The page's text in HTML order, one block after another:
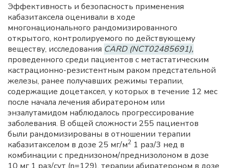
Эффективность и безопасность применения
кабазитаксела оценивали в ходе
многонационального рандомизированного
открытого, контролируемого по действующему
веществу, исследования CARD (NCT02485691),
проведенного среди пациентов с метастатическим
кастрационно-резистентным раком предстательной
железы, ранее получавших режимы терапии,
содержащие доцетаксел, у которых в течение 12 мес
после начала лечения абиратероном или
энзалутамидом наблюдалось прогрессирование
заболевания. В общей сложности 255 пациентов
были рандомизированы в отношении терапии
кабазитакселом в дозе 25 мг/м2 1 раз/3 нед в
комбинации с преднизоном/преднизолоном в дозе